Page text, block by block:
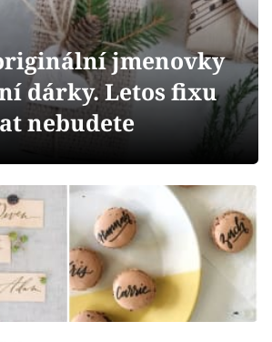
jmenovky
dárky. Letos fixu
nebudete